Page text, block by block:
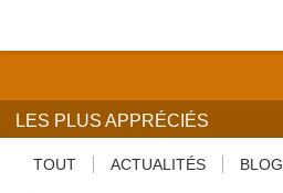
LES PLUS APPRÉCIÉS
TOUT ACTUALITÉS BLOG